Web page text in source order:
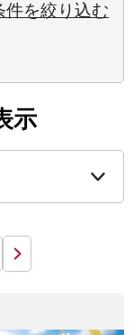
件を絞り込む
示